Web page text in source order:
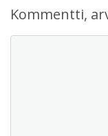
Kommentti,